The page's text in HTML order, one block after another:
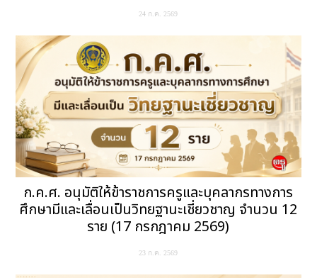
24 ก.ค. 2569
ก.ค.ศ. อนุมัติให้ข้าราชการครูและบุคลากรทางการ
ศึกษามีและเลื่อนเป็นวิทยฐานะเชี่ยวชาญ จำนวน 12
ราย (17 กรกฎาคม 2569)
23 ก.ค. 2569